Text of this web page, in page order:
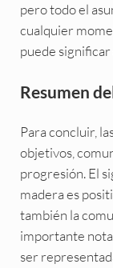
pero todo el
cualquier
puede
Resumen
Para concluir,
objetivos,
progresión. El
madera es
también la
importante
ser